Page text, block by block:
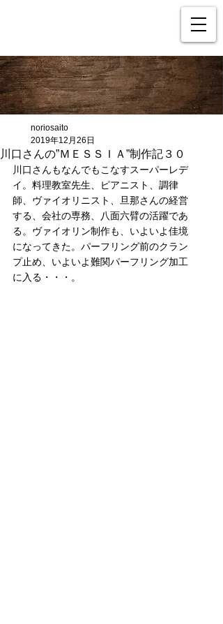
川口さんの”ＭＥＳＳＩＡ”制作記３０
noriosaito
2019年12月26日
川口さんもなんでもこなすスーパーレデ
イ。料理教室先生、ピアニスト、調律
師、ヴァイオリニスト、旦那さんの経営
する、会社の専務、八面六臂の活躍であ
る。ヴァイオリン制作も、いよいよ佳境
になってきた。パーフリング前のクラン
プ止め、いよいよ難関パーフリング加工
に入る・・・。